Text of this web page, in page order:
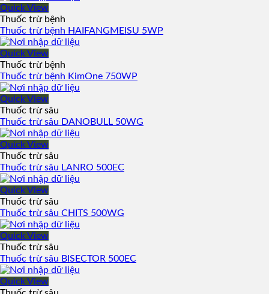
Quick View
Thuốc trừ bệnh
Thuốc trừ bệnh HAIFANGMEISU 5WP
Quick View
Thuốc trừ bệnh
Thuốc trừ bệnh KimOne 750WP
Quick View
Thuốc trừ sâu
Thuốc trừ sâu DANOBULL 50WG
Quick View
Thuốc trừ sâu
Thuốc trừ sâu LANRO 500EC
Quick View
Thuốc trừ sâu
Thuốc trừ sâu CHITS 500WG
Quick View
Thuốc trừ sâu
Thuốc trừ sâu BISECTOR 500EC
Quick View